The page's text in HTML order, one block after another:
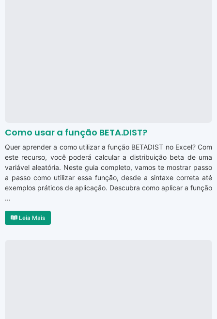
Como usar a função BETA.DIST?
Quer aprender a como utilizar a função BETADIST no Excel? Com
este recurso, você poderá calcular a distribuição beta de uma
variável aleatória. Neste guia completo, vamos te mostrar passo
a passo como utilizar essa função, desde a sintaxe correta até
exemplos práticos de aplicação. Descubra como aplicar a função
...
Leia Mais